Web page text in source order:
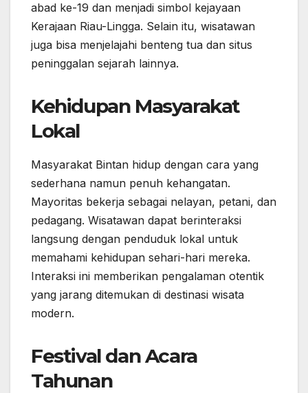
abad ke-19 dan menjadi simbol kejayaan
Kerajaan Riau-Lingga. Selain itu, wisatawan
juga bisa menjelajahi benteng tua dan situs
peninggalan sejarah lainnya.
Kehidupan Masyarakat
Lokal
Masyarakat Bintan hidup dengan cara yang
sederhana namun penuh kehangatan.
Mayoritas bekerja sebagai nelayan, petani, dan
pedagang. Wisatawan dapat berinteraksi
langsung dengan penduduk lokal untuk
memahami kehidupan sehari-hari mereka.
Interaksi ini memberikan pengalaman otentik
yang jarang ditemukan di destinasi wisata
modern.
Festival dan Acara
Tahunan